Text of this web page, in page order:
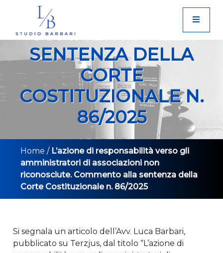
RICONOSCIUTE.
COMMENTO ALLA
SENTENZA DELLA
CORTE
COSTITUZIONALE N.
86/2025
Home / L’azione di responsabilità verso gli
amministratori di associazioni non
riconosciute. Commento alla sentenza della
Corte Costituzionale n. 86/2025
Si segnala un articolo dell’Avv. Luca Barbari,
pubblicato su Terzjus, dal titolo “L’azione di